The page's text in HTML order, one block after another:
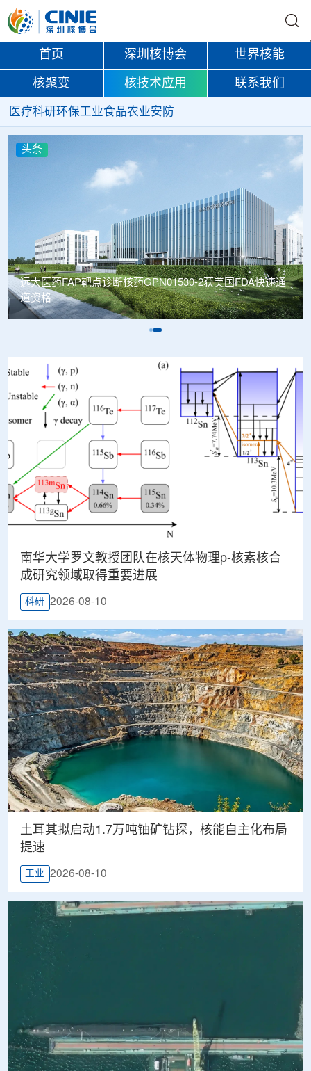
首页 深圳核博会 世界核能
核聚变 核技术应用 联系我们
医疗科研环保工业食品农业安防
断核药GPN01530-2获美国FDA快速通
南华大学罗文教授团
取得重要进展
南华大学罗文教授团队在核天体物理p-核素核合
成研究领域取得重要进展
科研 2026-08-10
土耳其拟启动1.7万吨铀矿钻探，核能自主化布局
提速
工业 2026-08-10